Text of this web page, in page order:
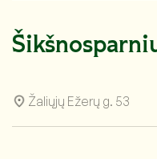
Žaliųjų Ežerų g. 53